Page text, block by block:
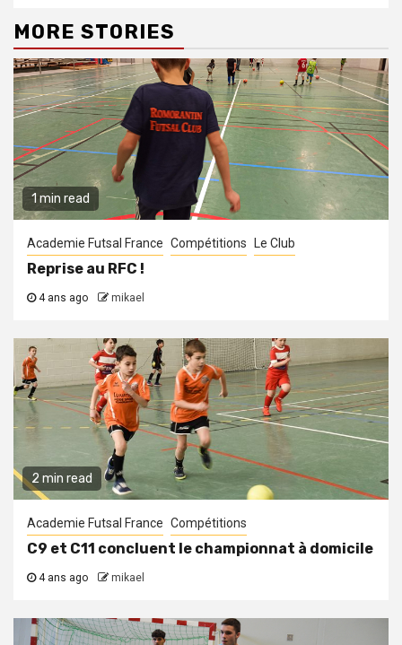
MORE STORIES
1 min read
Academie Futsal France Compétitions Le Club
Reprise au RFC !
4 ans ago mikael
2 min read
Academie Futsal France Compétitions
C9 et C11 concluent le championnat à domicile
4 ans ago mikael